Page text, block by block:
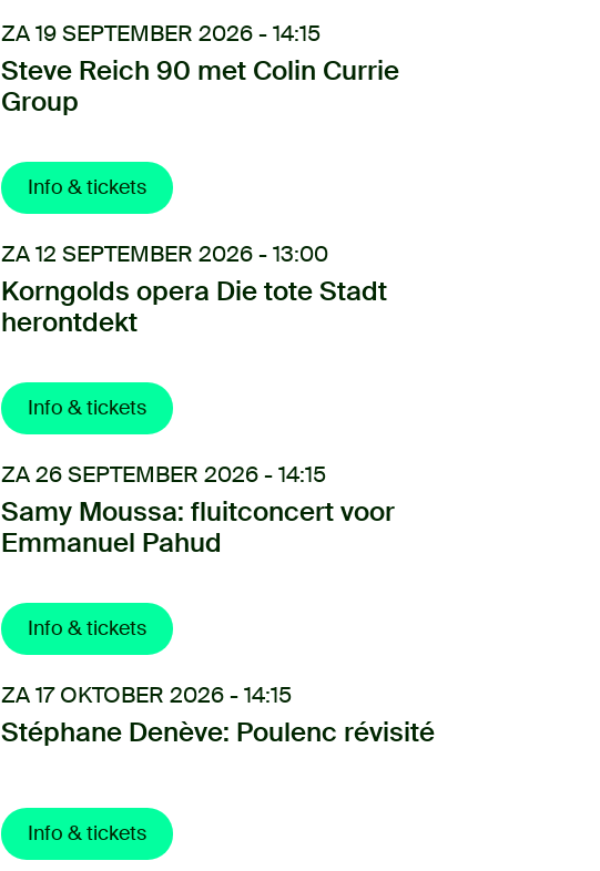
ZA 19 SEPTEMBER 2026 - 14:15
Steve Reich 90 met Colin Currie
Group
Info & tickets
ZA 12 SEPTEMBER 2026 - 13:00
Korngolds opera Die tote Stadt
herontdekt
Info & tickets
ZA 26 SEPTEMBER 2026 - 14:15
Samy Moussa: fluitconcert voor
Emmanuel Pahud
Info & tickets
ZA 17 OKTOBER 2026 - 14:15
Stéphane Denève: Poulenc révisité
Info & tickets